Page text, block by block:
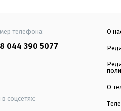
телефона:
044 390 5077
соцсетях:
О
О